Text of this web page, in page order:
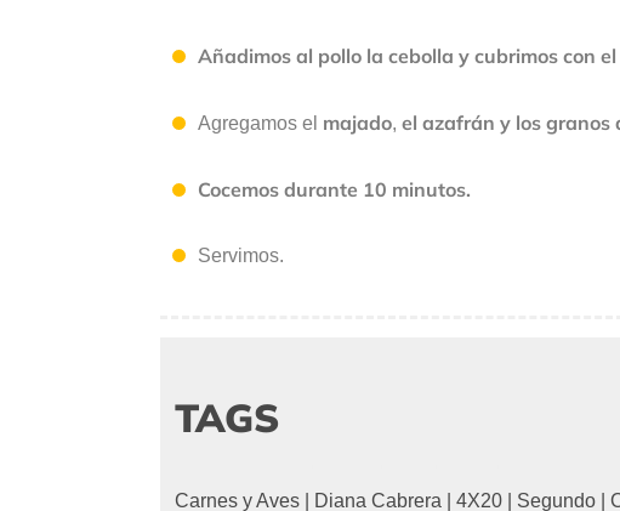
Añadimos al pollo la cebolla y cubrimos con
Agregamos el majado, el azafrán y los granos
Cocemos durante 10 minutos.
Servimos.
TAGS
Carnes y Aves Diana Cabrera 4X20 Segundo